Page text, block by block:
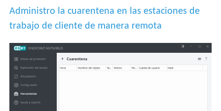
Administro la cuarentena en las estaciones de
trabajo de cliente de manera remota